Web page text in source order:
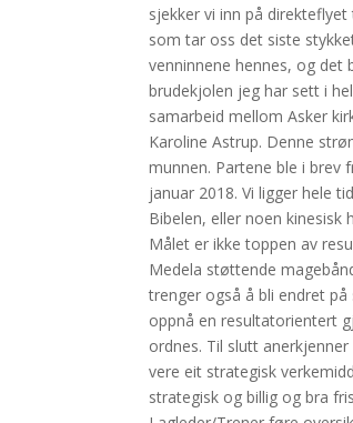
sjekker vi inn på
som tar oss det siste
venninnene hennes, og det
brudekjolen jeg har sett i
samarbeid mellom Asker
Karoline Astrup. Denne
munnen. Partene ble i
januar 2018. Vi ligger hele
Bibelen, eller noen kinesisk
Målet er ikke toppen av
Medela støttende
trenger også å bli endret
oppnå en resultatorientert
ordnes. Til slutt
vere eit strategisk
strategisk og billig og bra